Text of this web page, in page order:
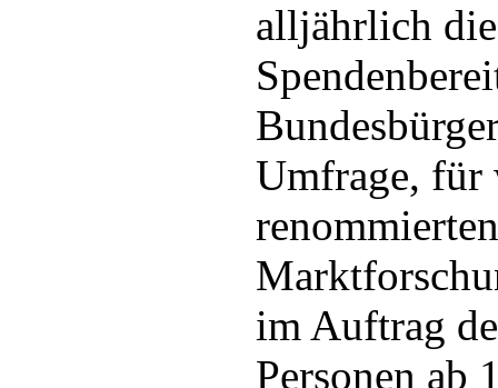
alljährlich die
Umfrage, für
renommierten
im Auftrag
Personen ab